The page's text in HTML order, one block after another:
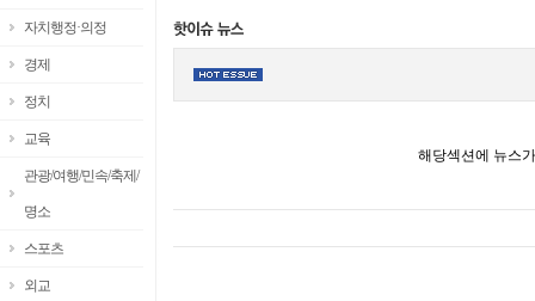
자치행정·의정
경제
정치
교육
관광/여행/민속/축제/
명소
스포츠
외교
해당섹션에 뉴스